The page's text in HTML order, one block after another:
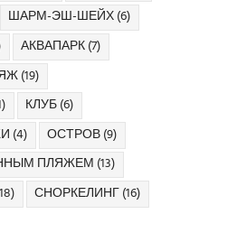
ШАРМ-ЭШ-ШЕЙХ(6)
АКВАПАРК(7)
(19)
КЛУБ(6)
(4) ОСТРОВ(9)
ПЛЯЖЕМ (13)
СНОРКЕЛИНГ(16)